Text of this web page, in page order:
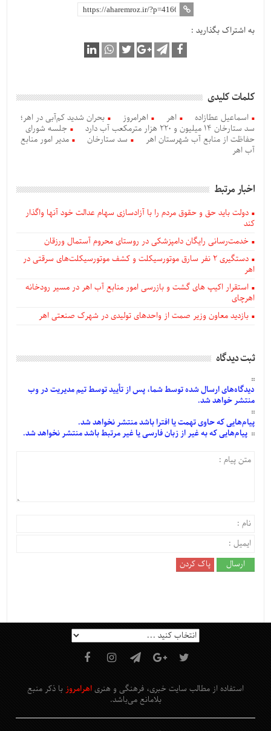
به اشتراک بگذارید :
کلمات کلیدی
اسماعیل عطازاده اهر اهرامروز
بحران شدید کم‌آبی در اهر؛
سد ستارخان 14 میلیون و 220 هزار مترمکعب آب دارد
جلسه شورای
حفاظت از منابع آب شهرستان اهر
سد ستارخان
مدیر امور منابع
آب اهر
اخبار مرتبط
دولت باید حق و حقوق مردم را با آزادسازی سهام عدالت خود آنها واگذار
کند
خدمت‌رسانی رایگان دامپزشکی در روستای محروم آستمال ورزقان
دستگيری ۲ نفر سارق موتورسیکلت و کشف موتورسیکلت‌های سرقتی در
اهر
استقرار اکیپ های گشت و بازرسی امور منابع آب اهر در مسیر رودخانه
اهرچای
بازدید معاون وزیر صمت از واحدهای تولیدی در شهرک صنعتی اهر
ثبت دیدگاه
دیدگاه‌هایارسالشدهتوسط شما، پس ازتأییدتوسط تیم مدیریت در وب
منتشر خواهد شد.
پیام‌هاییکه حاوی تهمت یا افترا باشد منتشر نخواهد شد.
پیام‌هاییکه به غیر از زبان فارسی یا غیر مرتبط باشد منتشر نخواهد شد.
استفاده از مطالب سایت خبری، فرهنگی و هنری اهرامروز با ذکر منبع
بلامانع می‌باشد.